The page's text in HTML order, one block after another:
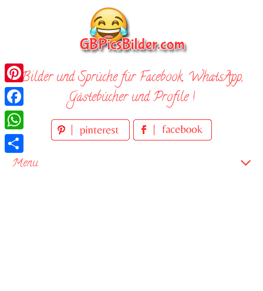
Bilder und Sprüche für Facebook, WhatsApp,
Gästebücher und Profile !
Menu
Pinterest
Facebook
WhatsApp
Teilen